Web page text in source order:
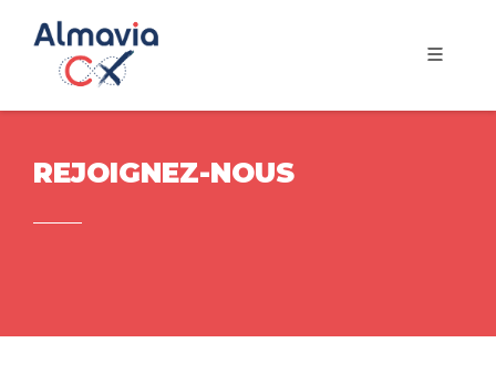
REJOIGNEZ-NOUS